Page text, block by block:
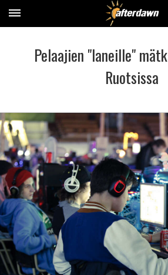
Pelaajien "laneille"
Ruotsissa